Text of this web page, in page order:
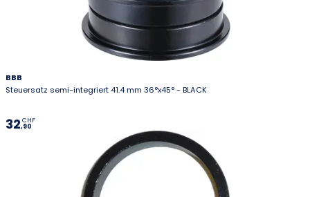
BBB
Steuersatz semi-integriert 41.4 mm 36°x45° - BLACK
32,90
CHF